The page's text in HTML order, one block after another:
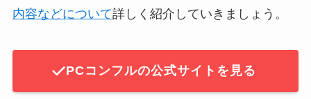
内容などについて詳しく紹介していきましょう。
PCコンフルの公式サイトを見る